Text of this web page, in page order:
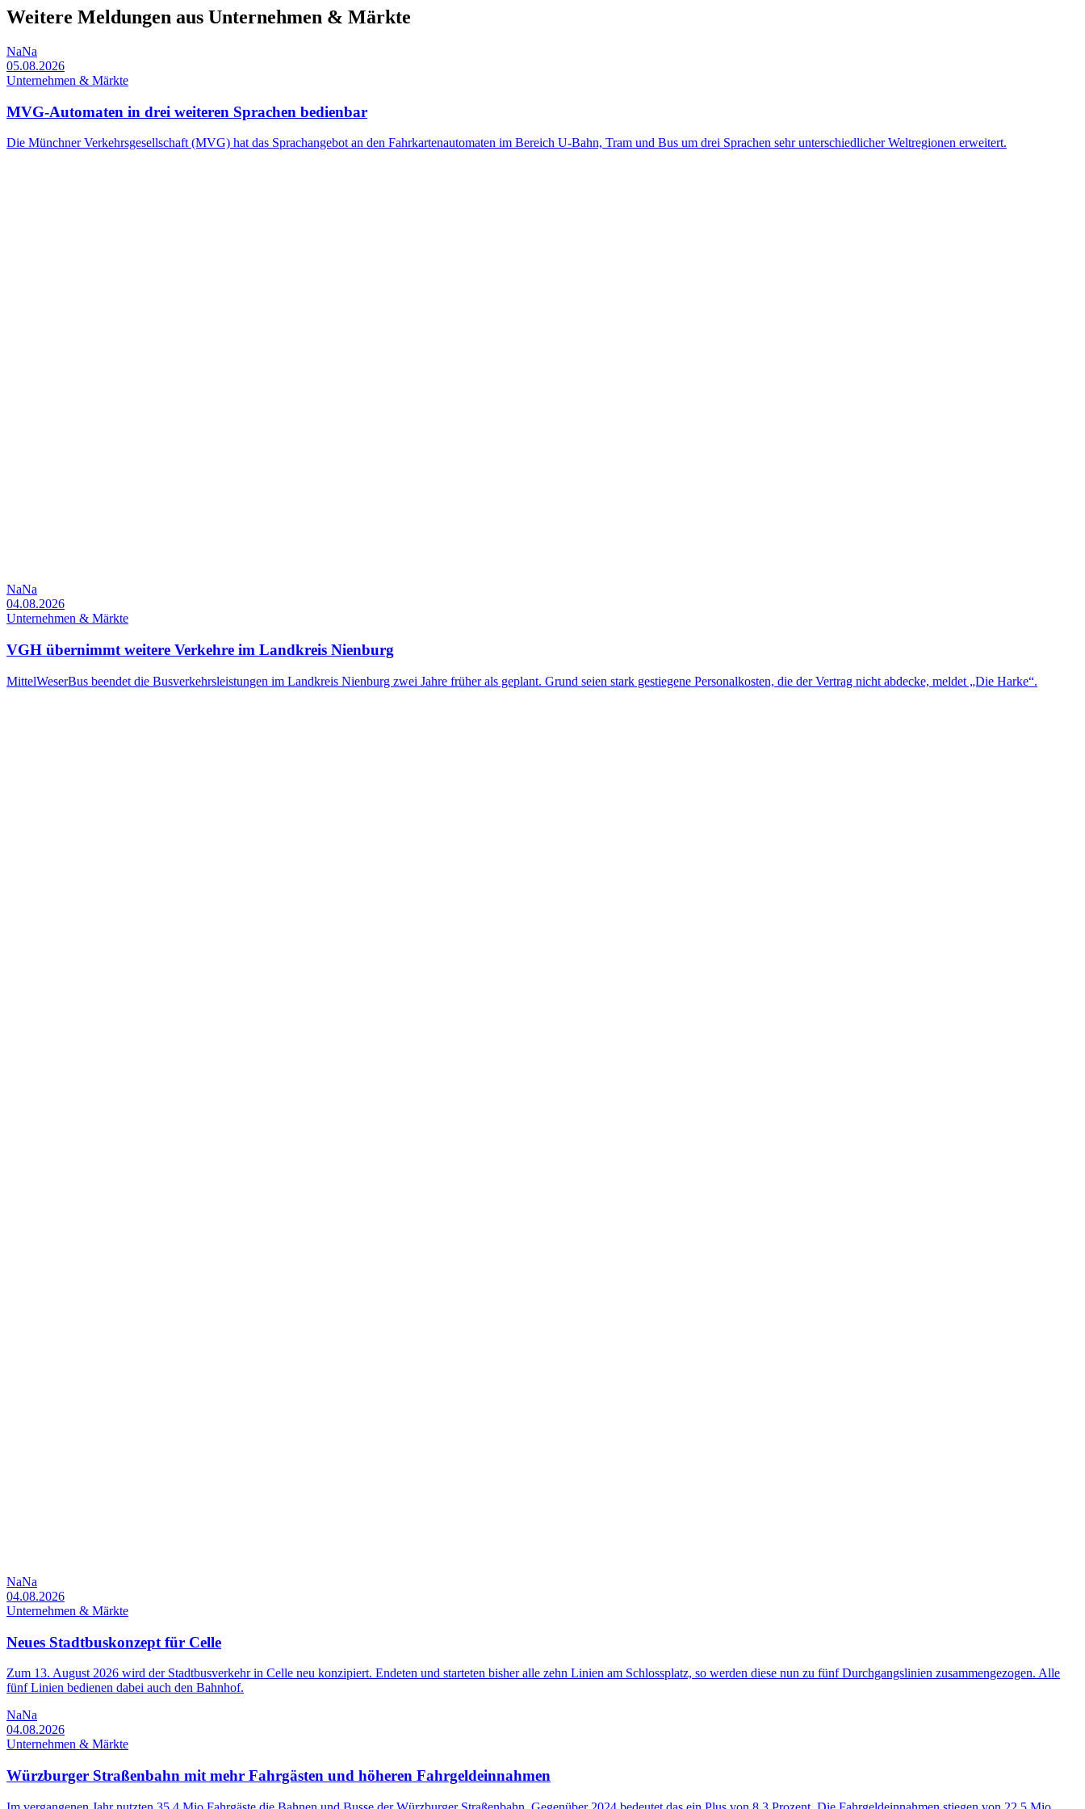
Weitere Meldungen aus Unternehmen & Märkte
NaNa
05.08.2026
Unternehmen & Märkte
MVG-Automaten in drei weiteren Sprachen bedienbar
Die Münchner Verkehrsgesellschaft (MVG) hat das Sprachangebot an den Fahrkartenautomaten im Bereich U-Bahn, Tram und Bus um drei Sprachen sehr unterschiedlicher Weltregionen erweitert.
NaNa
04.08.2026
Unternehmen & Märkte
VGH übernimmt weitere Verkehre im Landkreis Nienburg
MittelWeserBus beendet die Busverkehrsleistungen im Landkreis Nienburg zwei Jahre früher als geplant. Grund seien stark gestiegene Personalkosten, die der Vertrag nicht abdecke, meldet „Die Harke“.
NaNa
04.08.2026
Unternehmen & Märkte
Neues Stadtbuskonzept für Celle
Zum 13. August 2026 wird der Stadtbusverkehr in Celle neu konzipiert. Endeten und starteten bisher alle zehn Linien am Schlossplatz, so werden diese nun zu fünf Durchgangslinien zusammengezogen. Alle
fünf Linien bedienen dabei auch den Bahnhof.
NaNa
04.08.2026
Unternehmen & Märkte
Würzburger Straßenbahn mit mehr Fahrgästen und höheren Fahrgeldeinnahmen